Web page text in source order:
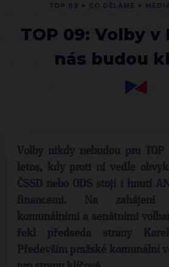
TOP 09: Volby v
nás budou
Volby nikdy nebudou pro
letos, kdy proti ní vedle
ČSSD nebo ODS stojí i hnutí
financemi. Na zahájení
komunálními a senátními
řekl předseda strany Karel
Především pražské komunální